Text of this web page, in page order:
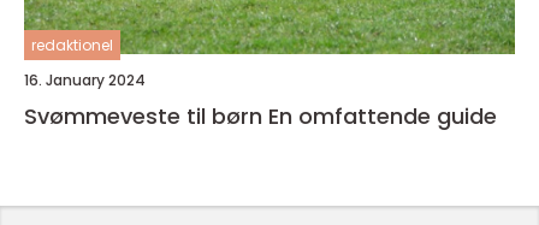
redaktionel
16. January 2024
Svømmeveste til børn En omfattende guide